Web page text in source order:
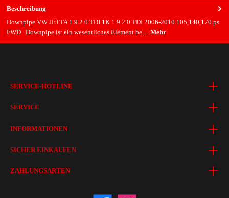
Beschreibung
Downpipe VW JETTA 1.9 2.0 TDI 1K 1.9 2.0 TDI 2006-2010 105,140,170 ps
FWD Downpipe ist ein wesentliches Element be… Mehr
SERVICE-HOTLINE
SERVICE
INFORMATIONEN
SICHER EINKAUFEN
ZAHLUNGSARTEN